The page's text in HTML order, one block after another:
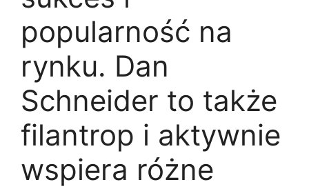
popularność na
rynku. Dan
Schneider to także
filantrop i aktywnie
wspiera różne